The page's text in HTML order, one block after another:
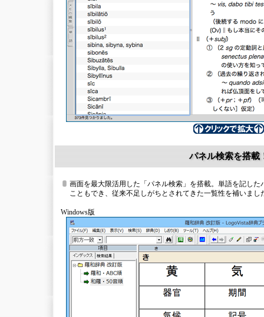
パネル検索を搭載
画面を最大限活用した「パネル検索」を搭載。単語を記し
こともでき、従来不足しがちとされてきた一覧性を補いまし
Windows版